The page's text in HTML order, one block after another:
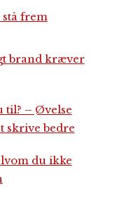
frem
brand kræver
til? – Øvelse
skrive bedre
du ikke